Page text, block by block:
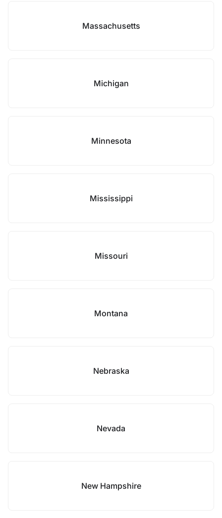
Massachusetts
Michigan
Minnesota
Mississippi
Missouri
Montana
Nebraska
Nevada
New Hampshire